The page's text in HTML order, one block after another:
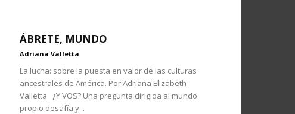
ÁBRETE, MUNDO
Adriana Valletta
La lucha: sobre la puesta en valor de las culturas
ancestrales de América. Por Adriana Elizabeth
Valletta ¿Y VOS? Una pregunta dirigida al mundo
propio desafía y...